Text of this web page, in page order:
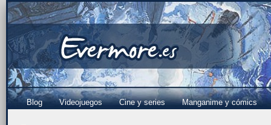
Blog Videojuegos Cine y series Manganime y cómics